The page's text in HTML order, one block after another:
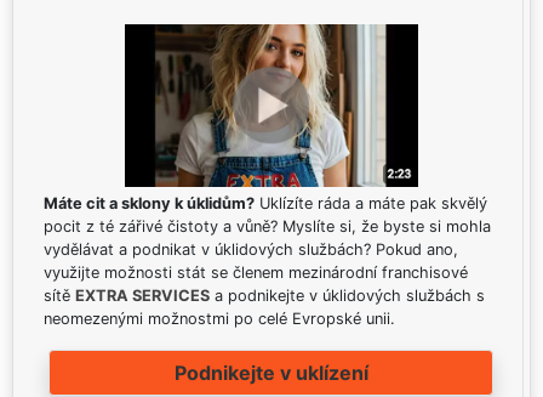
Máte cit a sklony k úklidům? Uklízíte ráda a máte pak skvělý
pocit z té zářivé čistoty a vůně? Myslíte si, že byste si mohla
vydělávat a podnikat v úklidových službách? Pokud ano,
využijte možnosti stát se členem mezinárodní franchisové
sítě EXTRA SERVICES a podnikejte v úklidových službách s
neomezenými možnostmi po celé Evropské unii.
Podnikejte v uklízení